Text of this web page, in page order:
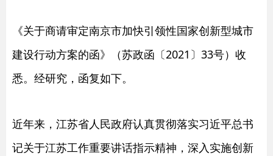
《关于商请审定南京市加快引领性国家创新型城市
建设行动方案的函》（苏政函〔2021〕33号）收
悉。经研究，函复如下。
近年来，江苏省人民政府认真贯彻落实习近平总书
记关于江苏工作重要讲话指示精神，深入实施创新